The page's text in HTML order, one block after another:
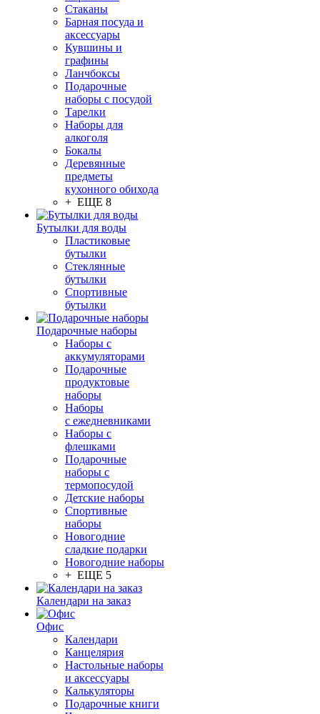
Стаканы
Барная посуда и
аксессуары
Кувшины и
графины
Ланчбоксы
Подарочные
наборы с посудой
Тарелки
Наборы для
алкоголя
Бокалы
Деревянные
предметы
кухонного обихода
+ ЕЩЕ 8
Бутылки для воды
Пластиковые
бутылки
Стеклянные
бутылки
Спортивные
бутылки
Подарочные наборы
Наборы с
аккумуляторами
Подарочные
продуктовые
наборы
Наборы
с ежедневниками
Наборы с
флешками
Подарочные
наборы с
термопосудой
Детские наборы
Спортивные
наборы
Новогодние
сладкие подарки
Новогодние наборы
+ ЕЩЕ 5
Календари на заказ
Офис
Календари
Канцелярия
Настольные наборы
и аксессуары
Калькуляторы
Подарочные книги